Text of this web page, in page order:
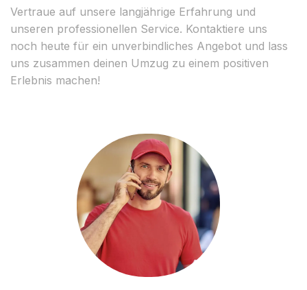
Vertraue auf unsere langjährige Erfahrung und
unseren professionellen Service. Kontaktiere uns
noch heute für ein unverbindliches Angebot und lass
uns zusammen deinen Umzug zu einem positiven
Erlebnis machen!